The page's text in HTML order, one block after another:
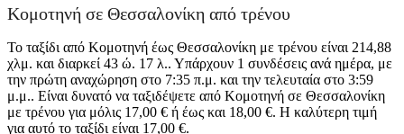
Κομοτηνή σε Θεσσαλονίκη από τρένου
Το ταξίδι από Κομοτηνή έως Θεσσαλονίκη με τρένου είναι 214,88
χλμ. και διαρκεί 43 ώ. 17 λ.. Υπάρχουν 1 συνδέσεις ανά ημέρα, με
την πρώτη αναχώρηση στο 7:35 π.μ. και την τελευταία στο 3:59
μ.μ.. Είναι δυνατό να ταξιδέψετε από Κομοτηνή σε Θεσσαλονίκη
με τρένου για μόλις 17,00 € ή έως και 18,00 €. Η καλύτερη τιμή
για αυτό το ταξίδι είναι 17,00 €.